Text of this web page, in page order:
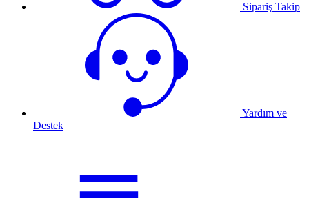
Sipariş Takip
Yardım ve
Destek